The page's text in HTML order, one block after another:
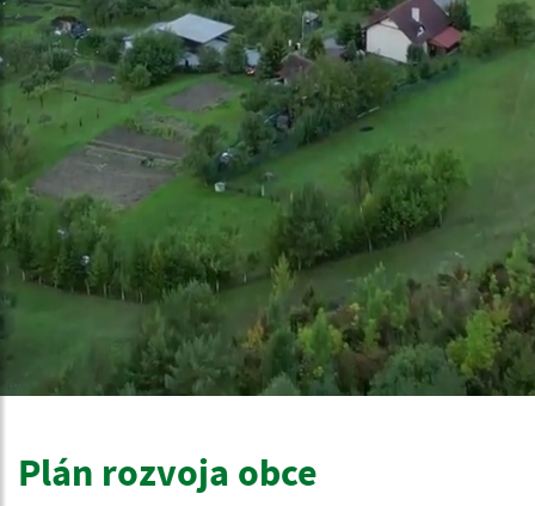
Plán rozvoja obce